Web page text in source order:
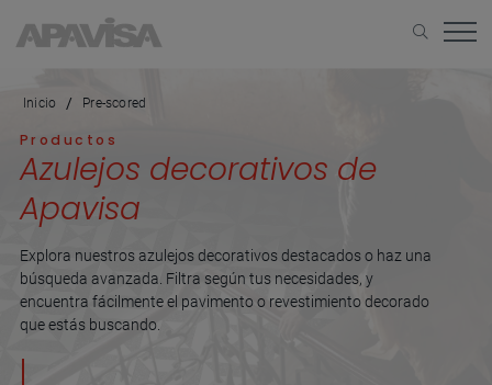
Inicio Pre-scored
Productos
Azulejos decorativos de
Apavisa
Explora nuestros azulejos decorativos destacados o haz una
búsqueda avanzada. Filtra según tus necesidades, y
encuentra fácilmente el pavimento o revestimiento decorado
que estás buscando.